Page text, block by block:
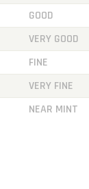
GOOD
VERY GOOD
FINE
VERY FINE
NEAR MINT